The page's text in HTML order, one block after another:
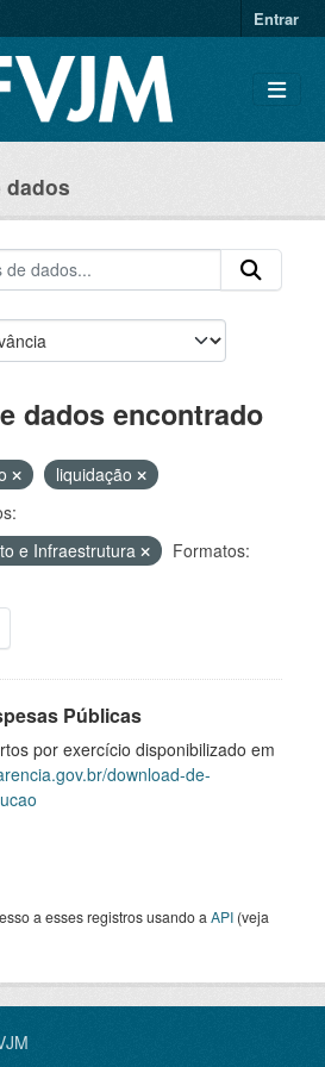
Entrar
dados
dados encontrado
liquidação
e Infraestrutura
Formatos:
Públicas
por exercício disponibilizado em
download-de-
a esses registros usando a API (veja